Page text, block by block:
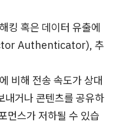
킹 혹은 데이터 유출에
Authenticator), 추
비해 전송 속도가 상대
내거나 콘텐츠를 공유하
먼스가 저하될 수 있습